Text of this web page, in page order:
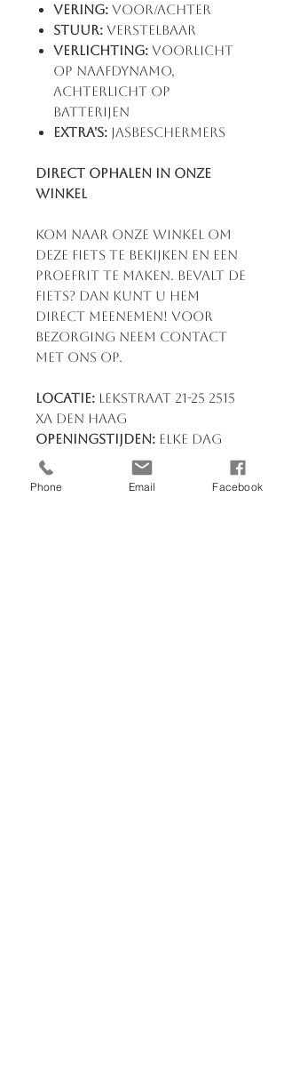
Vering: Voor/achter
Stuur: Verstelbaar
Verlichting: Voorlicht
op naafdynamo,
achterlicht op
batterijen
Extra's: Jasbeschermers
Direct ophalen in onze
winkel
Kom naar onze winkel om
deze fiets te bekijken en een
proefrit te maken. Bevalt de
fiets? Dan kunt u hem
direct meenemen! Voor
bezorging neem contact
met ons op.
Locatie: Lekstraat 21-25 2515
XA Den Haag
Openingstijden: Elke dag
van 09:00 tot 18:00
Heb je vragen?Neem
Phone Email Facebook